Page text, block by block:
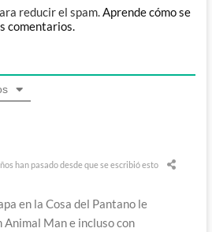
reducir el spam. Aprende cómo se
comentarios.
han pasado desde que se escribió esto
en la Cosa del Pantano le
Man e incluso con